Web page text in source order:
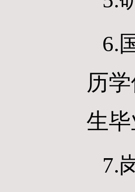
6.
历
生
7.